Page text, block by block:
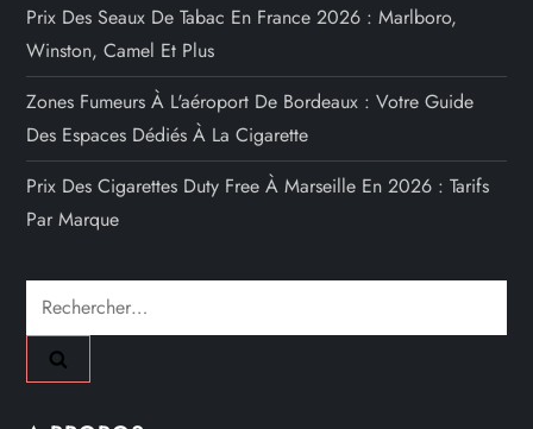
Prix Des Seaux De Tabac En France 2026 : Marlboro,
Winston, Camel Et Plus
Zones Fumeurs À L'aéroport De Bordeaux : Votre Guide
Des Espaces Dédiés À La Cigarette
Prix Des Cigarettes Duty Free À Marseille En 2026 : Tarifs
Par Marque
Rechercher :